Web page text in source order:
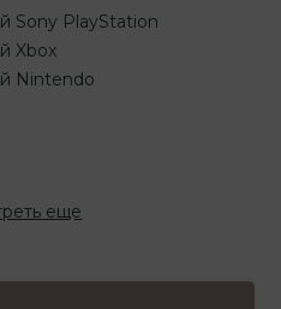
Sony PlayStation
Xbox
Nintendo
еще